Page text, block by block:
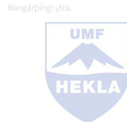
Rangárþingi ytra.